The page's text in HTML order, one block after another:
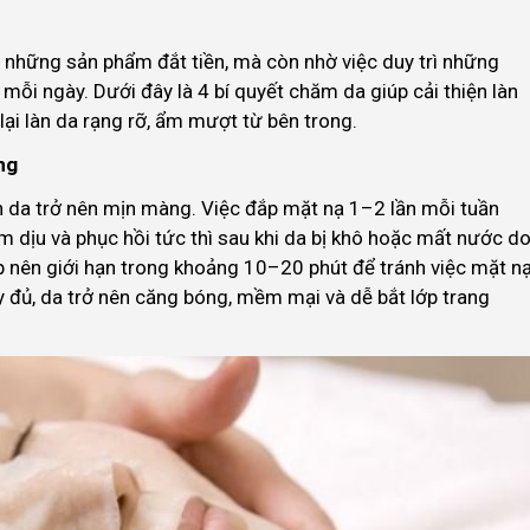
sản phẩm đắt tiền, mà còn nhờ việc duy trì những
ngày. Dưới đây là 4 bí quyết chăm da giúp cải thiện làn
làn da rạng rỡ, ẩm mượt từ bên trong.
trở nên mịn màng. Việc đắp mặt nạ 1–2 lần mỗi tuần
dịu và phục hồi tức thì sau khi da bị khô hoặc mất nước do
nên giới hạn trong khoảng 10–20 phút để tránh việc mặt
da trở nên căng bóng, mềm mại và dễ bắt lớp trang